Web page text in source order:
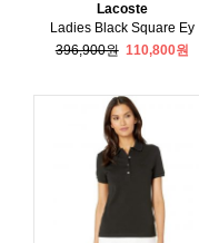
Lacoste
Ladies Black Square Ey
396,900원 110,800원